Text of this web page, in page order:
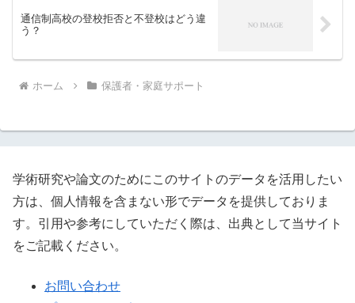
通信制高校の登校拒否と不登校はどう違
う？
ホーム 保護者・家庭サポート
学術研究や論文のためにこのサイトのデータを活用したい
方は、個人情報を含まない形でデータを提供しておりま
す。引用や参考にしていただく際は、出典として当サイト
をご記載ください。
お問い合わせ